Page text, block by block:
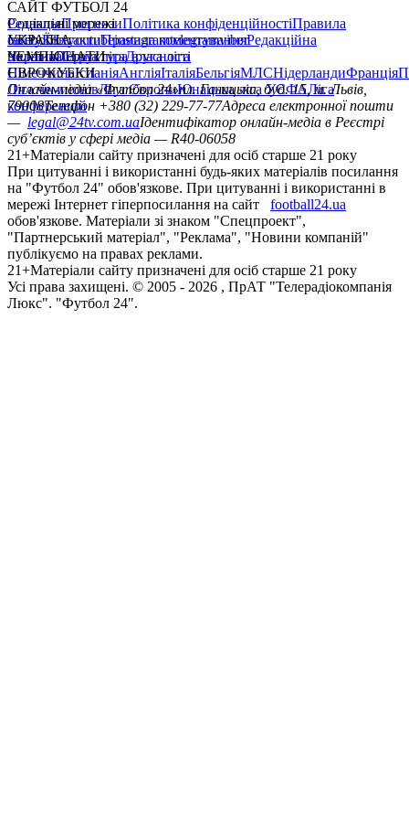
САЙТ ФУТБОЛ 24
РедакціяПрогнозиПолітика конфіденційностіПравила
сайтуКонтактиПравила коментуванняРедакційна
політикаСтруктура власності
Соціальні мережі
facebookxyoutubeinstagramtelegramviber
УКРАЇНА
УкраїнаПерша лігаДруга ліга
ЧЕМПІОНАТИ
НімеччинаІспаніяАнгліяІталіяБельгіяМЛСНідерландиФранція
ЄВРОКУБКИ
Ліга чемпіонівЛіга ЄвропиЮнацька ліга УЄФАЛіга
конференцій
Онлайн-медіа «Футбол 24»пл. Галицька, буд. 15, м. Львів,
79008Телефон +380 (32) 229-77-77Адреса електронної пошти
— legal@24tv.com.uaІдентифікатор онлайн-медіа в Реєстрі
суб’єктів у сфері медіа — R40-06058
21+Матеріали сайту призначені для осіб старше 21 року
При цитуванні і використанні будь-яких матеріалів посилання
на "Футбол 24" обов'язкове. При цитуванні і використанні в
мережі Інтернет гіперпосилання на сайт
football24.ua
обов'язкове. Матеріали зі знаком "Спецпроект",
"Партнерський матеріал", "Реклама", "Новини компаній"
публікуємо на правах реклами.
21+Матеріали сайту призначені для осіб старше 21 року
Усi права захищенi. © 2005 - 2026 , ПрАТ "Телерадіокомпанія
Люкс". "Футбол 24".